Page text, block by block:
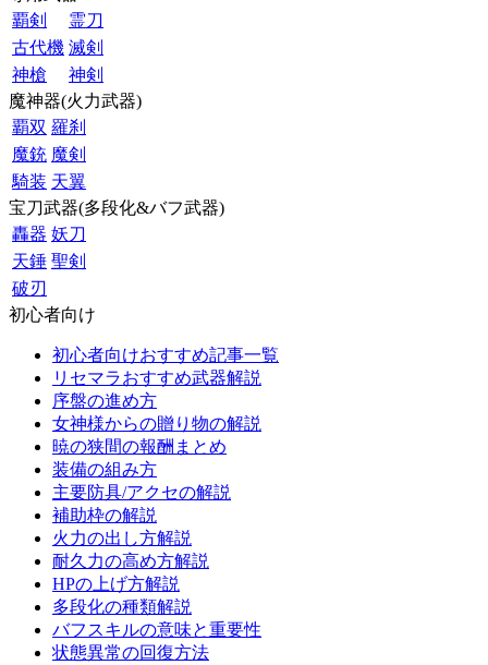
覇剣
霊刀
古代機 滅剣
神槍
神剣
魔神器(火力武器)
覇双 羅刹
魔銃 魔剣
騎装 天翼
宝刀武器(多段化&バフ武器)
轟器 妖刀
天錘 聖剣
破刃
初心者向け
初心者向けおすすめ記事一覧
リセマラおすすめ武器解説
序盤の進め方
女神様からの贈り物の解説
暁の狭間の報酬まとめ
装備の組み方
主要防具/アクセの解説
補助枠の解説
火力の出し方解説
耐久力の高め方解説
HPの上げ方解説
多段化の種類解説
バフスキルの意味と重要性
状態異常の回復方法